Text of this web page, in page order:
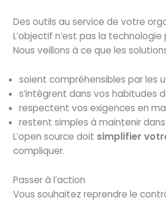
Des outils au service de votre
L’objectif n’est pas la
Nous veillons à ce que les
soient compréhensibles par les
s’intègrent dans vos habitudes
respectent vos exigences en
restent simples à maintenir
L’open source doit simplifier
compliquer.
Passer à l’action
Vous souhaitez reprendre le